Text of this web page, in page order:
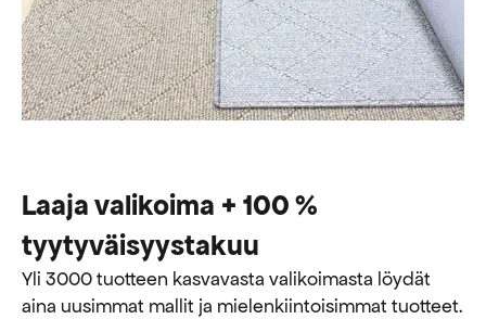
Laaja valikoima + 100 %
tyytyväisyystakuu
Yli 3000 tuotteen kasvavasta valikoimasta löydät
aina uusimmat mallit ja mielenkiintoisimmat tuotteet.